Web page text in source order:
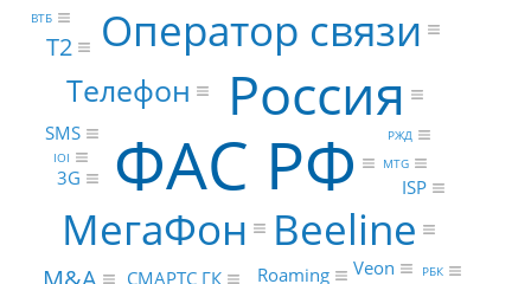
ФАС РФ
Россия
МегаФон
Оператор связи
Beeline
Телефон
Т2
СМАРТС ГК
SMS
3G
Roaming
Veon
ISP
IOI MTG
РЖД
ВТБ
РБК